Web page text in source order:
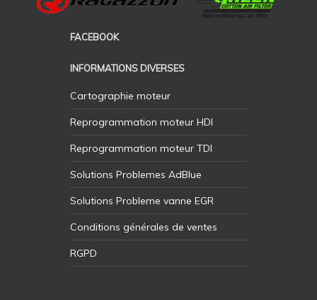
FACEBOOK
INFORMATIONS DIVERSES
Cartographie moteur
Reprogrammation moteur HDI
Reprogrammation moteur TDI
Solutions Problemes AdBlue
Solutions Probleme vanne EGR
Conditions générales de ventes
RGPD